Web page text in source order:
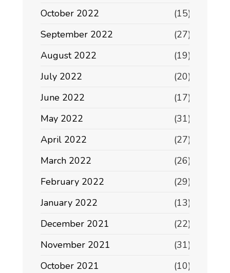
October 2022
(15)
September 2022
(27)
August 2022
(19)
July 2022
(20)
June 2022
(17)
May 2022
(31)
April 2022
(27)
March 2022
(26)
February 2022
(29)
January 2022
(13)
December 2021
(22)
November 2021
(31)
October 2021
(10)